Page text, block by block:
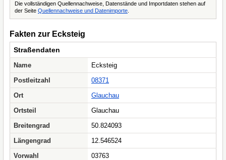
Die vollständigen Quellennachweise, Datenstände und Importdaten stehen auf
der Seite Quellennachweise und Datenimporte
Fakten zur Ecksteig
Straßendaten
Name
Ecksteig
Postleitzahl
08371
Ort
Glauchau
Ortsteil
Glauchau
Breitengrad
50.824093
Längengrad
12.546524
Vorwahl
03763